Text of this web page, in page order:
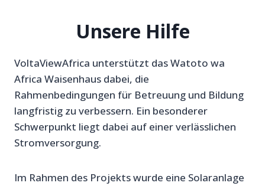
Unsere Hilfe
VoltaViewAfrica unterstützt das Watoto wa
Africa Waisenhaus dabei, die
Rahmenbedingungen für Betreuung und Bildung
langfristig zu verbessern. Ein besonderer
Schwerpunkt liegt dabei auf einer verlässlichen
Stromversorgung.
Im Rahmen des Projekts wurde eine Solaranlage